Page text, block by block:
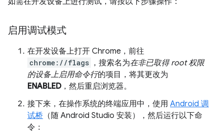
启用调试模式
在开发设备上打开 Chrome，前往
chrome://flags ，搜索名为在非已取得 root 权限
的设备上启用命令行的项目，将其更改为
ENABLED，然后重启浏览器。
接下来，在操作系统的终端应用中，使用 Android 调
试桥 （随 Android Studio 安装），然后运行以下命
令：